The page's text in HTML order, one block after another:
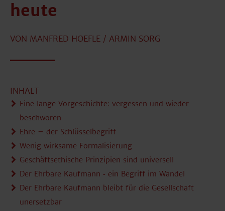
heute
VON MANFRED HOEFLE / ARMIN SORG
INHALT
Eine lange Vorgeschichte: vergessen und wieder
beschworen
Ehre – der Schlüsselbegriff
Wenig wirksame Formalisierung
Geschäftsethische Prinzipien sind universell
Der Ehrbare Kaufmann ‑ ein Begriff im Wandel
Der Ehrbare Kaufmann bleibt für die Gesellschaft
unersetzbar